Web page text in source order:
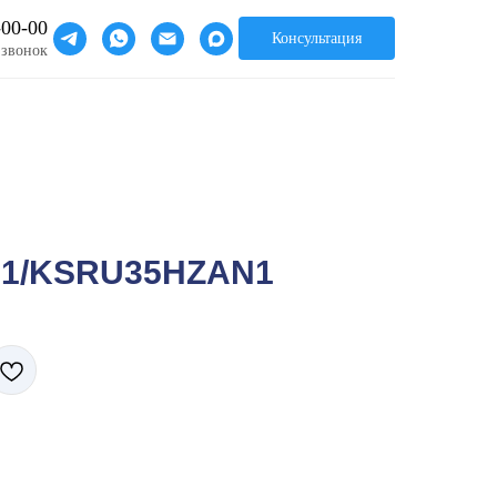
00
звонок
Консультация
KSRU35HZAN1